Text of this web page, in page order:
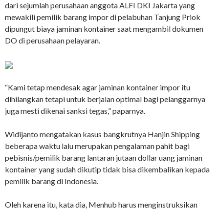
dari sejumlah perusahaan anggota ALFI DKI Jakarta yang
mewakili pemilik barang impor di pelabuhan Tanjung Priok
dipungut biaya jaminan kontainer saat mengambil dokumen
DO di perusahaan pelayaran.
“Kami tetap mendesak agar jaminan kontainer impor itu
dihilangkan tetapi untuk berjalan optimal bagi pelanggarnya
juga mesti dikenai sanksi tegas,” paparnya.
Widijanto mengatakan kasus bangkrutnya Hanjin Shipping
beberapa waktu lalu merupakan pengalaman pahit bagi
pebisnis/pemilik barang lantaran jutaan dollar uang jaminan
kontainer yang sudah dikutip tidak bisa dikembalikan kepada
pemilik barang di Indonesia.
Oleh karena itu, kata dia, Menhub harus menginstruksikan